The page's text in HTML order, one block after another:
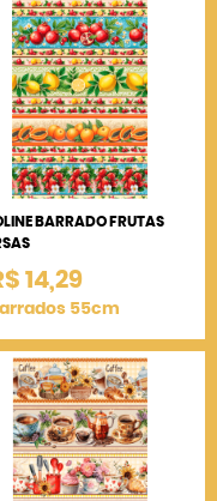
BARRADO FRUTAS
14,29
55cm